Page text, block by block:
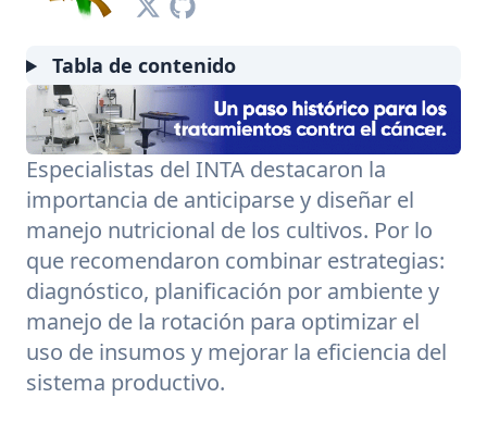
Tabla de contenido
Especialistas del INTA destacaron la
importancia de anticiparse y diseñar el
manejo nutricional de los cultivos. Por lo
que recomendaron combinar estrategias:
diagnóstico, planificación por ambiente y
manejo de la rotación para optimizar el
uso de insumos y mejorar la eficiencia del
sistema productivo.